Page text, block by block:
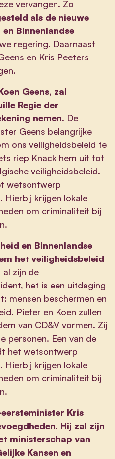
vervangen. Zo
als de nieuwe
en Binnenlandse
regering. Daarnaast
en Kris Peeters
Geens, zal
Regie der
nemen. De
Geens belangrijke
ons veiligheidsbeleid te
riep Knack hem uit tot
veiligheidsbeleid.
wetsontwerp
Hierbij krijgen lokale
om criminaliteit bij
en Binnenlandse
het veiligheidsbeleid
al zijn de
het is een uitdaging
mensen beschermen en
Pieter en Koen zullen
van CD&V vormen. Zij
personen. Een van de
het wetsontwerp
Hierbij krijgen lokale
om criminaliteit bij
Kris
Hij zal zijn
ministerschap van
Kansen en